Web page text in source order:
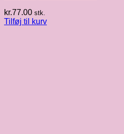
kr.77.00 stk.
Tilføj til kurv